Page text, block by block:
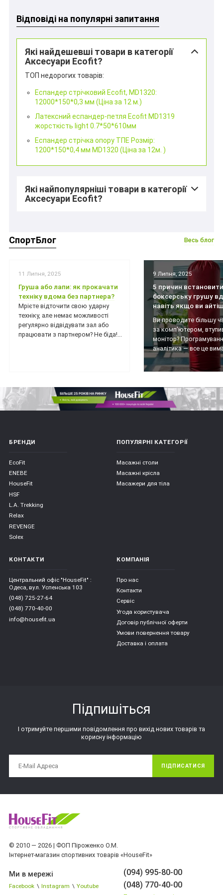
Відповіді на популярні запитання
Які найдешевші товари в категорії
Аксесуари Ecofit?
ТОП недорогих товарів:
Еспандер стрічковий Ecofit, MD1320:
12000*150*0,3 мм (Ціна за 12 м.)
Латексний еспандер-петля Ecofit MD1319
жорсткість light 0.7*50*610мм
Еспандер стрічка опору ТПЕ Розмір:
1200*150*0,4 мм MD1320 (Ціна за 12м. )
Які найпопулярніші товари в категорії
Аксесуари Ecofit?
СпортБлог Весь блог
11 Липня, 2025
Груша або лапи: як прокачати
техніку вдома без партнера?
Мрієте відточити свою ударну
техніку, але немає можливості
регулярно відвідувати зал або
працювати з партнером? Не біда!...
9 Липня, 2025
5 причин встановити
боксерську грушу
навіть якщо ви
Ви проводите більшу
за комп'ютером,
монітор?
аналітика — все це
БРЕНДИ
EcoFit
ENEBE
HouseFit
HSF
L.A. Trekking
Relax
REVENGE
Solex
ПОПУЛЯРНІ КАТЕГОРІЇ
Масажні столи
Масажні крісла
Масажери для тіла
КОНТАКТИ
Центральний офіс "HouseFit" :
Одеса, вул. Успенська 103
(048) 725-27-64
(048) 770-40-00
info@housefit.ua
КОМПАНІЯ
Про нас
Контакти
Сервіс
Угода користувача
Договір публічної оферти
Умови повернення товару
Доставка і оплата
Підпишіться
І отримуйте першими повідомлення про вихід нових товарів та
корисну інформацію
ПІДПИСАТИСЯ
© 2010 — 2026 | ФОП Піроженко О.М.
Інтернет-магазин спортивних товарів «HouseFit»
(094) 995-80-00
(048) 770-40-00
Ми в мережі
Facebook \ Instagram \ Youtube